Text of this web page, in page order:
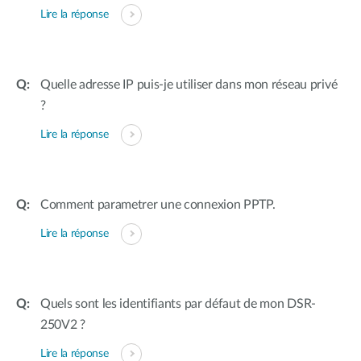
Lire la réponse
Quelle adresse IP puis-je utiliser dans mon réseau privé
?
Lire la réponse
Comment parametrer une connexion PPTP.
Lire la réponse
Quels sont les identifiants par défaut de mon DSR-
250V2 ?
Lire la réponse